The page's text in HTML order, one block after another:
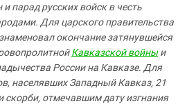
парад русских войск в честь
Для царского правительства
окончание затянувшейся
Кавказской войныи
России на Кавказе. Для
населявших Западный Кавказ, 21
скорби, отмечавшим дату изгнания